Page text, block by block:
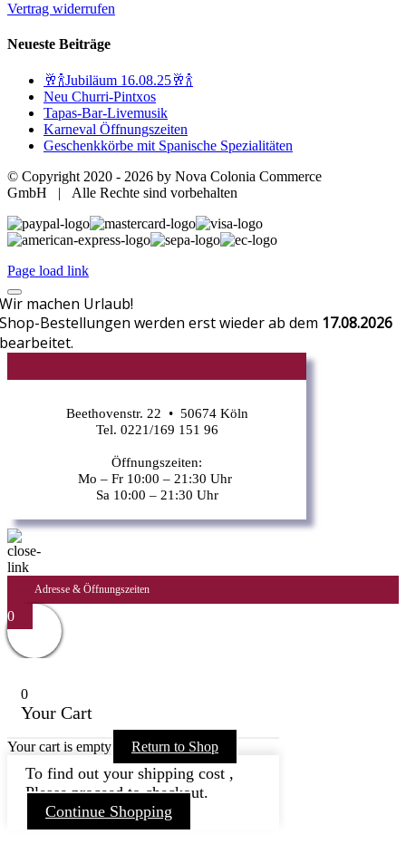
Vertrag widerrufen
Neueste Beiträge
🥂🍾Jubiläum 16.08.25🥂🍾
Neu Churri-Pintxos
Tapas-Bar-Livemusik
Karneval Öffnungszeiten
Geschenkkörbe mit Spanische Spezialitäten
© Copyright 2020 - 2026 by Nova Colonia Commerce
GmbH | Alle Rechte sind vorbehalten
Page load link
Wir machen Urlaub!
Shop-Bestellungen werden erst wieder ab dem 17.08.2026
bearbeitet.
Beethovenstr. 22 • 50674 Köln
Tel. 0221/169 151 96
Öffnungszeiten:
Mo – Fr 10:00 – 21:30 Uhr
Sa 10:00 – 21:30 Uhr
Adresse & Öffnungszeiten
0
0
Your Cart
Your cart is empty Return to Shop
To find out your shipping cost ,
Please proceed to checkout.
Continue Shopping